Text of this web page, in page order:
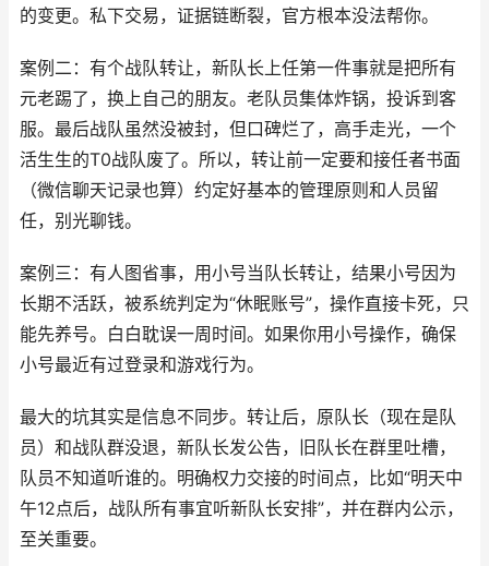
的变更。私下交易，证据链断裂，官方根本没法帮你。
案例二：有个战队转让，新队长上任第一件事就是把所有
元老踢了，换上自己的朋友。老队员集体炸锅，投诉到客
服。最后战队虽然没被封，但口碑烂了，高手走光，一个
活生生的T0战队废了。所以，转让前一定要和接任者书面
（微信聊天记录也算）约定好基本的管理原则和人员留
任，别光聊钱。
案例三：有人图省事，用小号当队长转让，结果小号因为
长期不活跃，被系统判定为“休眠账号”，操作直接卡死，只
能先养号。白白耽误一周时间。如果你用小号操作，确保
小号最近有过登录和游戏行为。
最大的坑其实是信息不同步。转让后，原队长（现在是队
员）和战队群没退，新队长发公告，旧队长在群里吐槽，
队员不知道听谁的。明确权力交接的时间点，比如“明天中
午12点后，战队所有事宜听新队长安排”，并在群内公示，
至关重要。